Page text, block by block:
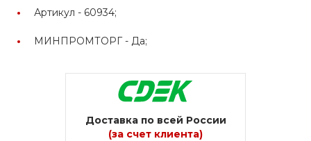
Артикул - 60934;
МИНПРОМТОРГ - Да;
Доставка по всей России
(за счет клиента)